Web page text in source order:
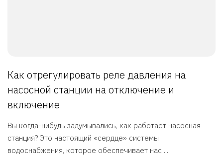
Как отрегулировать реле давления на
насосной станции на отключение и
включение
Вы когда-нибудь задумывались, как работает насосная
станция? Это настоящий «сердце» системы
водоснабжения, которое обеспечивает нас ...